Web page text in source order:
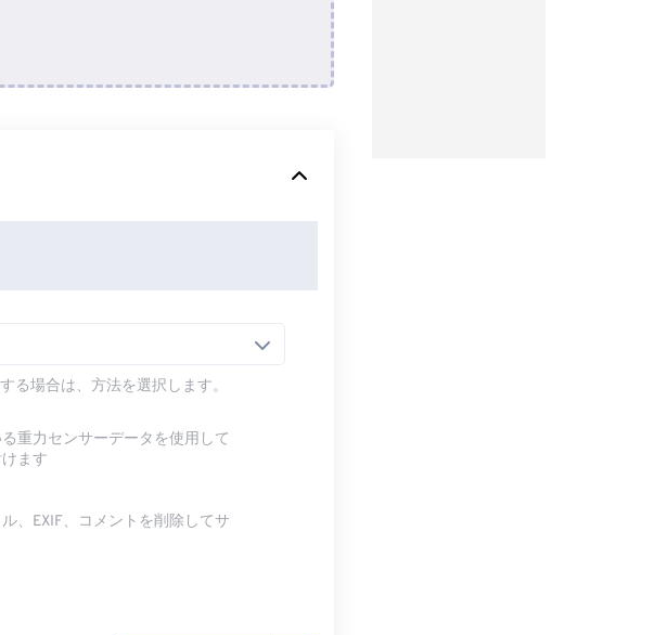
る場合は、方法を選択します。
重力センサーデータを使用して
ます
、EXIF、コメントを削除してサ